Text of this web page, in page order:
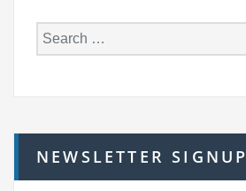
e
h
f
o
NEWSLETTER SIGNUP